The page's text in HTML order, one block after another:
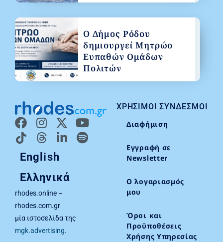
English
Ελληνικά
rhodes.online –
rhodes.com.gr
μία ιστοσελίδα της
mgk.advertising.
ΧΡΉΣΙΜΟΙ ΣΎΝΔΕΣΜΟΙ
Διαφήμιση
Εγγραφή σε
Newsletter
Ο λογαριασμός
μου
Όροι και
Προϋποθέσεις
Χρήσης Υπηρεσίας
Ο Δήμος Ρόδου
δημιουργεί Μητρώο
Ευπαθών Ομάδων
Πολιτών